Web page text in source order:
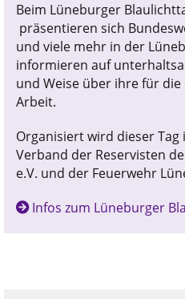
Beim Lüneburger
präsentieren sich
und viele mehr in der
informieren auf
und Weise über ihre für
Arbeit.
Organisiert wird dieser
Verband der Reservisten
e.V. und der Feuerwehr
Infos zum Lüneburger